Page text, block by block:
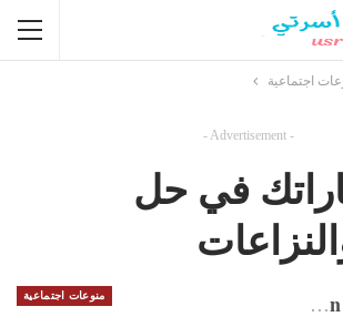
اجتماعية
- Advertisement -
في حل
منوعات اجتماعية